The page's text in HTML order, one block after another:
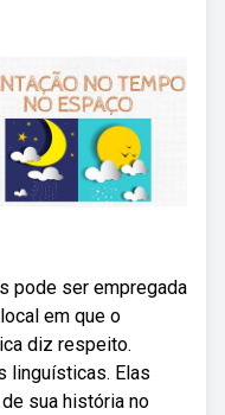
pode ser empregada
em que o
diz respeito.
linguísticas. Elas
sua história no